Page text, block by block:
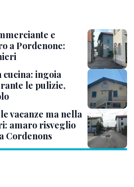
e
a Pordenone:
ingoia
le pulizie,
vacanze ma nella
amaro risveglio
Cordenons